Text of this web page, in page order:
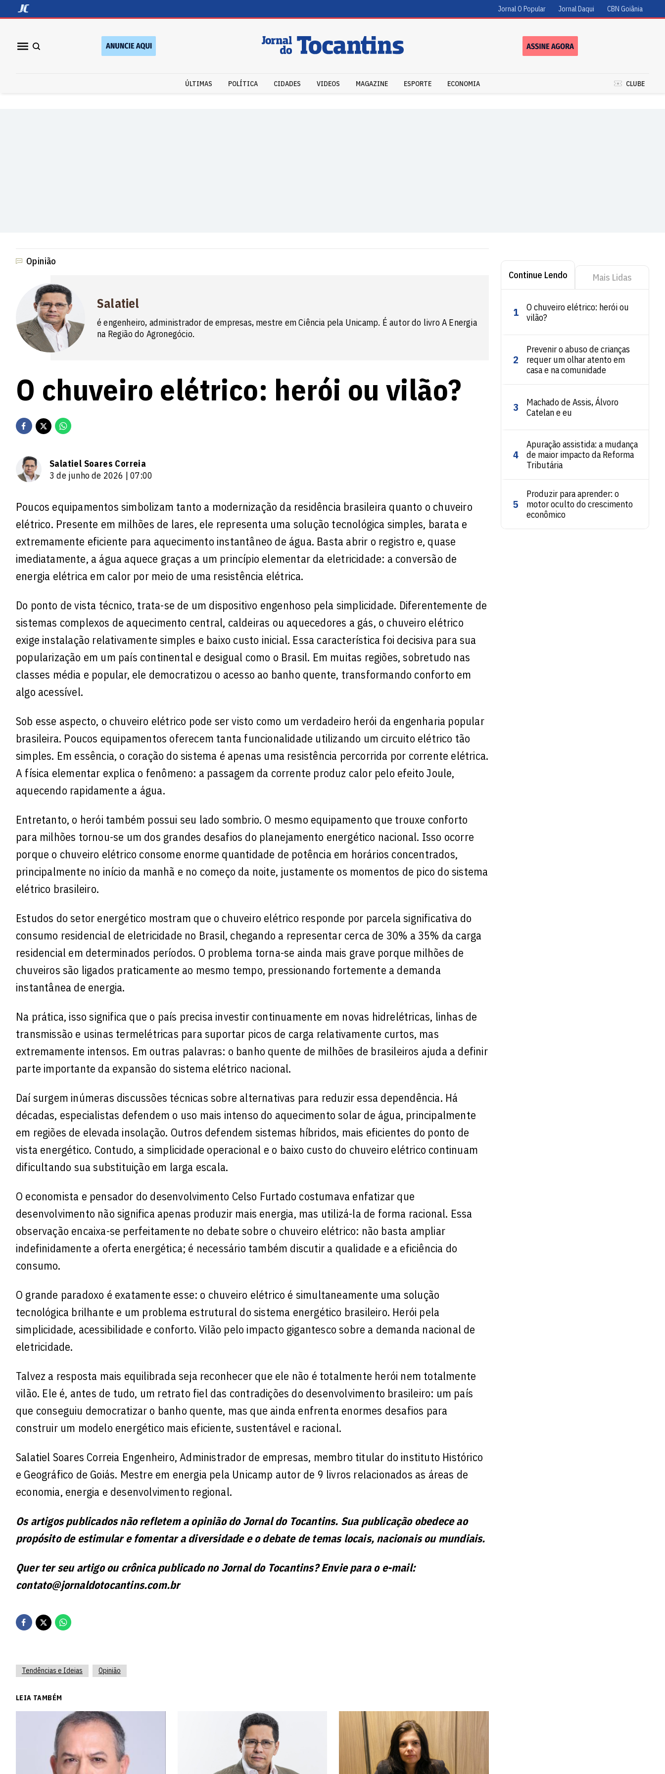
Jornal O Popular Jornal Daqui CBN Goiânia
ÚLTIMAS POLÍTICA CIDADES VIDEOS MAGAZINE ESPORTE ECONOMIA CLUBE
Opinião
Salatiel
é engenheiro, administrador de empresas, mestre em Ciência pela Unicamp. É autor do livro A Energia
na Região do Agronegócio.
O chuveiro elétrico: herói ou vilão?
Salatiel Soares Correia
3 de junho de 2026 | 07:00
Poucos equipamentos simbolizam tanto a modernização da residência brasileira quanto o chuveiro
elétrico. Presente em milhões de lares, ele representa uma solução tecnológica simples, barata e
extremamente eficiente para aquecimento instantâneo de água. Basta abrir o registro e, quase
imediatamente, a água aquece graças a um princípio elementar da eletricidade: a conversão de
energia elétrica em calor por meio de uma resistência elétrica.
Do ponto de vista técnico, trata-se de um dispositivo engenhoso pela simplicidade. Diferentemente de
sistemas complexos de aquecimento central, caldeiras ou aquecedores a gás, o chuveiro elétrico
exige instalação relativamente simples e baixo custo inicial. Essa característica foi decisiva para sua
popularização em um país continental e desigual como o Brasil. Em muitas regiões, sobretudo nas
classes média e popular, ele democratizou o acesso ao banho quente, transformando conforto em
algo acessível.
Sob esse aspecto, o chuveiro elétrico pode ser visto como um verdadeiro herói da engenharia popular
brasileira. Poucos equipamentos oferecem tanta funcionalidade utilizando um circuito elétrico tão
simples. Em essência, o coração do sistema é apenas uma resistência percorrida por corrente elétrica.
A física elementar explica o fenômeno: a passagem da corrente produz calor pelo efeito Joule,
aquecendo rapidamente a água.
Entretanto, o herói também possui seu lado sombrio. O mesmo equipamento que trouxe conforto
para milhões tornou-se um dos grandes desafios do planejamento energético nacional. Isso ocorre
porque o chuveiro elétrico consome enorme quantidade de potência em horários concentrados,
principalmente no início da manhã e no começo da noite, justamente os momentos de pico do sistema
elétrico brasileiro.
Estudos do setor energético mostram que o chuveiro elétrico responde por parcela significativa do
consumo residencial de eletricidade no Brasil, chegando a representar cerca de 30% a 35% da carga
residencial em determinados períodos. O problema torna-se ainda mais grave porque milhões de
chuveiros são ligados praticamente ao mesmo tempo, pressionando fortemente a demanda
instantânea de energia.
Na prática, isso significa que o país precisa investir continuamente em novas hidrelétricas, linhas de
transmissão e usinas termelétricas para suportar picos de carga relativamente curtos, mas
extremamente intensos. Em outras palavras: o banho quente de milhões de brasileiros ajuda a definir
parte importante da expansão do sistema elétrico nacional.
Daí surgem inúmeras discussões técnicas sobre alternativas para reduzir essa dependência. Há
décadas, especialistas defendem o uso mais intenso do aquecimento solar de água, principalmente
em regiões de elevada insolação. Outros defendem sistemas híbridos, mais eficientes do ponto de
vista energético. Contudo, a simplicidade operacional e o baixo custo do chuveiro elétrico continuam
dificultando sua substituição em larga escala.
O economista e pensador do desenvolvimento Celso Furtado costumava enfatizar que
desenvolvimento não significa apenas produzir mais energia, mas utilizá-la de forma racional. Essa
observação encaixa-se perfeitamente no debate sobre o chuveiro elétrico: não basta ampliar
indefinidamente a oferta energética; é necessário também discutir a qualidade e a eficiência do
consumo.
O grande paradoxo é exatamente esse: o chuveiro elétrico é simultaneamente uma solução
tecnológica brilhante e um problema estrutural do sistema energético brasileiro. Herói pela
simplicidade, acessibilidade e conforto. Vilão pelo impacto gigantesco sobre a demanda nacional de
eletricidade.
Talvez a resposta mais equilibrada seja reconhecer que ele não é totalmente herói nem totalmente
vilão. Ele é, antes de tudo, um retrato fiel das contradições do desenvolvimento brasileiro: um país
que conseguiu democratizar o banho quente, mas que ainda enfrenta enormes desafios para
construir um modelo energético mais eficiente, sustentável e racional.
Salatiel Soares Correia Engenheiro, Administrador de empresas, membro titular do instituto Histórico
e Geográfico de Goiás. Mestre em energia pela Unicamp autor de 9 livros relacionados as áreas de
economia, energia e desenvolvimento regional.
Os artigos publicados não refletem a opinião do Jornal do Tocantins. Sua publicação obedece ao
propósito de estimular e fomentar a diversidade e o debate de temas locais, nacionais ou mundiais.
Quer ter seu artigo ou crônica publicado no Jornal do Tocantins? Envie para o e-mail:
contato@jornaldotocantins.com.br
Tendências e Ideias Opinião
LEIA TAMBÉM
Continue Lendo Mais Lidas
1
O chuveiro elétrico: herói ou
vilão?
2
Prevenir o abuso de crianças
requer um olhar atento em
casa e na comunidade
3
Machado de Assis, Álvoro
Catelan e eu
4
Apuração assistida: a mudança
de maior impacto da Reforma
Tributária
5
Produzir para aprender: o
motor oculto do crescimento
econômico